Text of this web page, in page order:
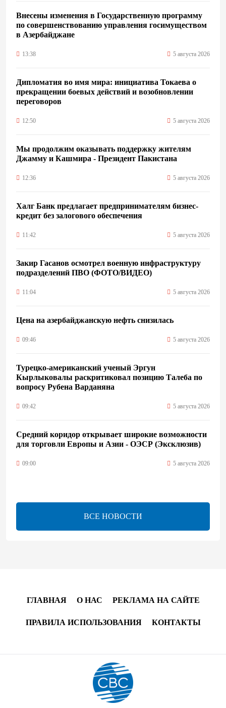
Внесены изменения в Государственную программу
по совершенствованию управления госимуществом
в Азербайджане
13:38 5 августа 2026
Дипломатия во имя мира: инициатива Токаева о
прекращении боевых действий и возобновлении
переговоров
12:50 5 августа 2026
Мы продолжим оказывать поддержку жителям
Джамму и Кашмира - Президент Пакистана
12:36 5 августа 2026
Халг Банк предлагает предпринимателям бизнес-
кредит без залогового обеспечения
11:42 5 августа 2026
Закир Гасанов осмотрел военную инфраструктуру
подразделений ПВО (ФОТО/ВИДЕО)
11:04 5 августа 2026
Цена на азербайджанскую нефть cнизилась
09:46 5 августа 2026
Турецко-американский ученый Эргун
Кырлыковалы раскритиковал позицию Талеба по
вопросу Рубена Варданяна
09:42 5 августа 2026
Средний коридор открывает широкие возможности
для торговли Европы и Азии - ОЭСР (Эксклюзив)
09:00 5 августа 2026
платежи превращаются в инфраструктуру роста
В Физулинском районе вспыхнул пожар на
ВСЕ НОВОСТИ
ГЛАВНАЯ О НАС РЕКЛАМА НА САЙТЕ
ПРАВИЛА ИСПОЛЬЗОВАНИЯ КОНТАКТЫ